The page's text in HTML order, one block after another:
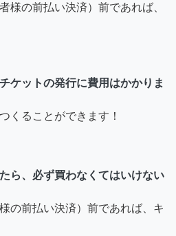
様の前払い決済）前であれば、
ケットの発行に費用はかかりま
くることができます！
ら、必ず買わなくてはいけない
の前払い決済）前であれば、キ